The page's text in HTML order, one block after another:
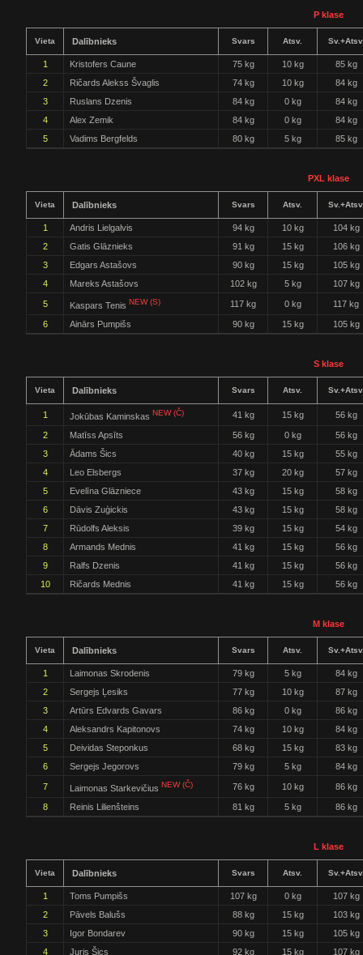
P klase
Vieta Dalībnieks Svars Atsv.
1 Kristofers Caune 75 kg 10 kg
85 kg
2
Ričards Alekss Švaglis 74 kg 10 kg
84 kg
3
Ruslans Dzenis 84 kg 0 kg
84 kg
4
Alex Zemik 84 kg 0 kg
84 kg
5
Vadims Bergfelds 80 kg 5 kg 85 kg
PXL klase
Vieta Dalībnieks Svars Atsv.
1 Andris Lielgalvis 94 kg 10 kg
104 kg
2
Gatis Glāznieks 91 kg 15 kg
106 kg
3
Edgars Astašovs 90 kg 15 kg
105 kg
4
Mareks Astašovs 102 kg 5 kg 107 kg
5 Kaspars Tenis NEW (S) 117 kg 0 kg 117 kg
6 Ainārs Pumpišs 90 kg 15 kg 105 kg
S klase
Vieta Dalībnieks Svars Atsv.
1 Jokūbas Kaminskas NEW (Č) 41 kg 15 kg 56 kg
2 Matīss Apsīts 56 kg 0 kg
56 kg
3
Ādams Šics 40 kg 15 kg
55 kg
4
Leo Elsbergs 37 kg 20 kg
57 kg
5
Evelīna Glāzniece 43 kg 15 kg
58 kg
6
Dāvis Zuģickis 43 kg 15 kg
58 kg
7
Rūdolfs Aleksis 39 kg 15 kg
54 kg
8
Armands Mednis 41 kg 15 kg
56 kg
9
Ralfs Dzenis 41 kg 15 kg
56 kg
10
Ričards Mednis 41 kg 15 kg 56 kg
M klase
Vieta Dalībnieks Svars Atsv.
1 Laimonas Skrodenis 79 kg 5 kg
84 kg
2
Sergejs Ļesiks 77 kg 10 kg
87 kg
3
Artūrs Edvards Gavars 86 kg 0 kg
86 kg
4
Aleksandrs Kapitonovs 74 kg 10 kg
84 kg
5
Deividas Steponkus 68 kg 15 kg
83 kg
6
Sergejs Jegorovs 79 kg 5 kg 84 kg
7 Laimonas Starkevičius NEW (Č) 76 kg 10 kg 86 kg
8 Reinis Lilienšteins 81 kg 5 kg 86 kg
L klase
Vieta Dalībnieks Svars Atsv.
1 Toms Pumpišs 107 kg 0 kg
107 kg
2
Pāvels Balušs 88 kg 15 kg
103 kg
3
Igor Bondarev 90 kg 15 kg
105 kg
4
Juris Šics 92 kg 15 kg 107 kg